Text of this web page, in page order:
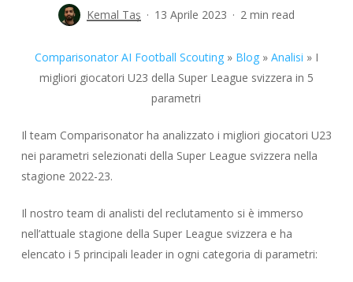
Kemal Taş 13 Aprile 2023 2 min read
Comparisonator AI Football Scouting» Blog» Analisi » I
migliori giocatori U23 della Super League svizzera in 5
parametri
Il team Comparisonator ha analizzato i migliori giocatori U23
nei parametri selezionati della Super League svizzera nella
stagione 2022-23.
Il nostro team di analisti del reclutamento si è immerso
nell’attuale stagione della Super League svizzera e ha
elencato i 5 principali leader in ogni categoria di parametri: